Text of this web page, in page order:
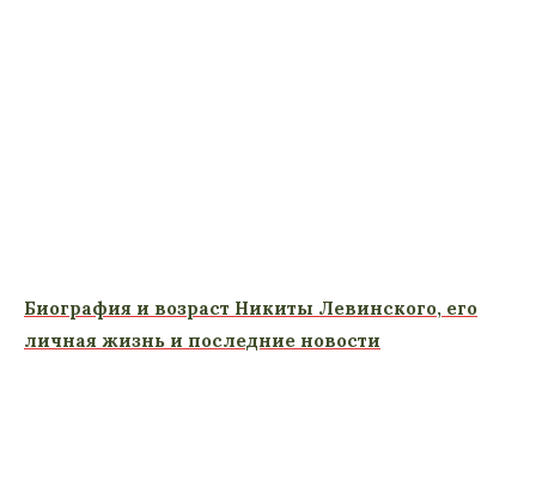
Биография и возраст Никиты Левинского, его
личная жизнь и последние новости